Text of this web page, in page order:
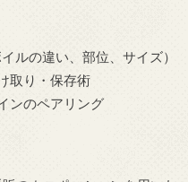
ルの違い、部位、サイズ）
取り・保存術
ンのペアリング